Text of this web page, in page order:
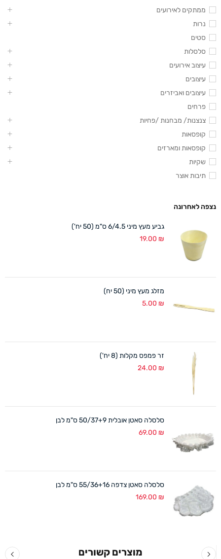
ממתקים לאירועים
נרות
סטים
סלסלות
עיצוב אירועים
עיצובים
עיצובים ואביזרים
פרחים
צנצנות/ מבחנות /פחיות
קופסאות
קופסאות ומארזים
שקיות
תיבות אוצר
נצפה לאחרונה
גביע מעץ מיני 6/4.5 ס"מ (50 יח')
19.00 ₪
מזלג מעץ מיני (50 יח)
5.00 ₪
זר פמפס מקלות (8 יח')
24.00 ₪
סלסלה סאטן אובלית 50/37+9 ס"מ לבן
69.00 ₪
סלסלה סאטן צדפה 55/36+16 ס"מ לבן
169.00 ₪
מוצרים קשורים